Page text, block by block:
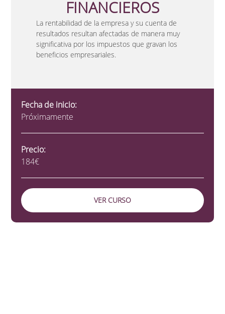
FINANCIEROS
La rentabilidad de la empresa y su cuenta de
resultados resultan afectadas de manera muy
significativa por los impuestos que gravan los
beneficios empresariales.
Fecha de inicio:
Próximamente
Precio:
184€
VER CURSO